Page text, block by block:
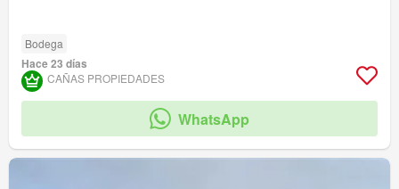
Bodega
Hace 23 días
CAÑAS PROPIEDADES
WhatsApp